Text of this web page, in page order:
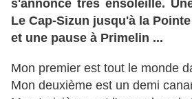
s'annonce très ensoleillé.
Le Cap-Sizun jusqu'à la
et une pause à Primelin ...
Mon premier est tout le monde
Mon deuxième est un demi